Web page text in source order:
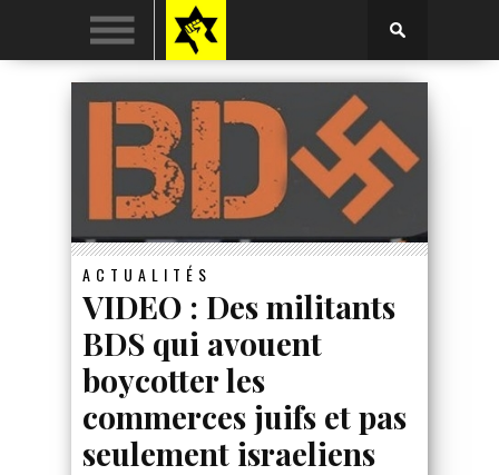
ACTUALITÉS
VIDEO : Des militants
BDS qui avouent
boycotter les
commerces juifs et pas
seulement israeliens